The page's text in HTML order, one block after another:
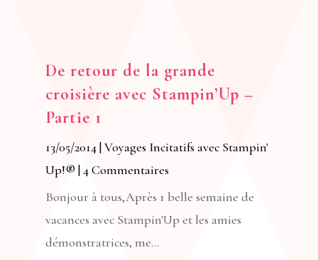
De retour de la grande
croisière avec Stampin’Up –
Partie 1
13/05/2014|Voyages Incitatifs avec Stampin'
Up!® | 4 Commentaires
Bonjour à tous,Après 1 belle semaine de
vacances avec Stampin'Up et les amies
démonstratrices, me...